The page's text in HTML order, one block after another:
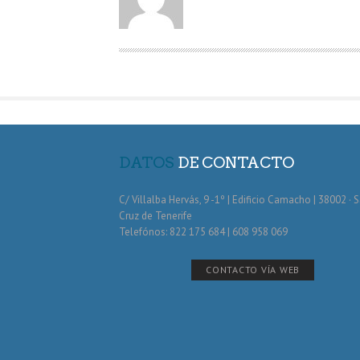
R
DATOS DE CONTACTO
C/ Villalba Hervás, 9 -1º | Edificio Camacho | 38002 ·
Cruz de Tenerife
Telefónos: 822 175 684 | 608 958 069
CONTACTO VÍA WEB